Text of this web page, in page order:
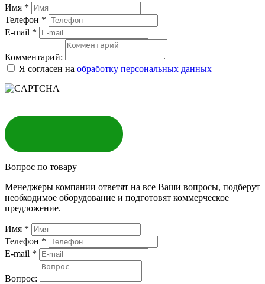
Имя *
Телефон *
E-mail *
Комментарий:
Я согласен на обработку персональных данных
Вопрос по товару
Менеджеры компании ответят на все Ваши вопросы, подберут
необходимое оборудование и подготовят коммерческое
предложение.
Имя *
Телефон *
E-mail *
Вопрос: